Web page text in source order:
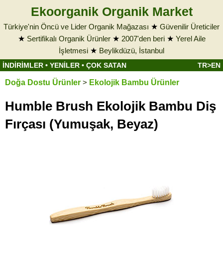
Ekoorganik Organik Market
Türkiye'nin Öncü ve Lider Organik Mağazası ★ Güvenilir Üreticiler
★ Sertifikalı Organik Ürünler★ 2007'den beri★ Yerel Aile
İşletmesi ★ Beylikdüzü, İstanbul
İNDİRİMLER • YENİLER • ÇOK SATAN TR>EN
Doğa Dostu Ürünler > Ekolojik Bambu Ürünler
Humble Brush Ekolojik Bambu Diş
Fırçası (Yumuşak, Beyaz)